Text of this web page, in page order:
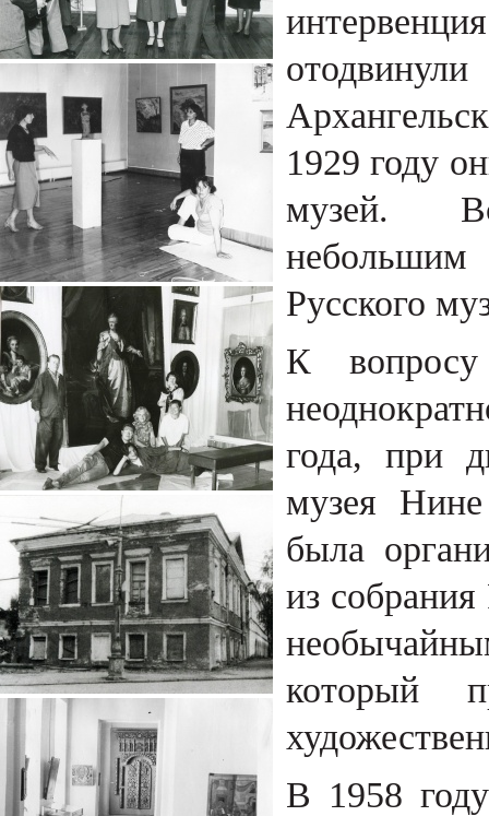
1929 году
музей.
небольшим
Русского
К вопросу
года, при
музея
была
из собрания
который
В 1958